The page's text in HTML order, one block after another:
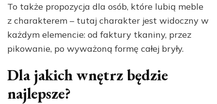
To także propozycja dla osób, które lubią meble
z charakterem – tutaj charakter jest widoczny w
każdym elemencie: od faktury tkaniny, przez
pikowanie, po wyważoną formę całej bryły.
Dla jakich wnętrz będzie
najlepsze?